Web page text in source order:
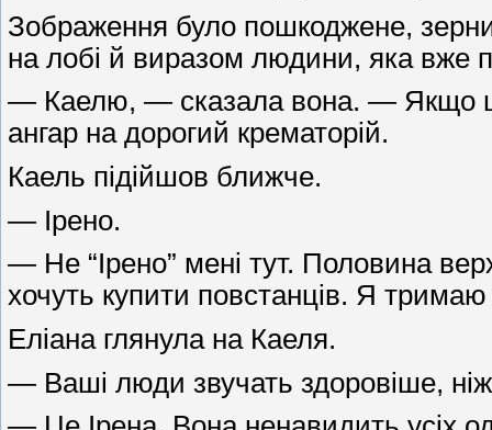
Зображення було пошкоджене,
на лобі й виразом людини, яка вже
— Каелю, — сказала вона. — Якщо
ангар на дорогий крематорій.
Каель підійшов ближче.
— Ірено.
— Не “Ірено” мені тут. Половина
хочуть купити повстанців. Я
Еліана глянула на Каеля.
— Ваші люди звучать здоровіше, ніж